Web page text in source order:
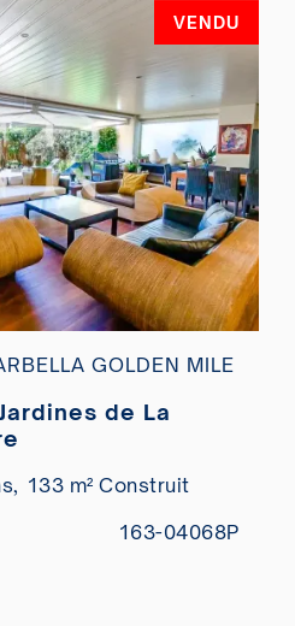
VENDU
GOLDEN MILE
de La
133 m² Construit
163-04068P